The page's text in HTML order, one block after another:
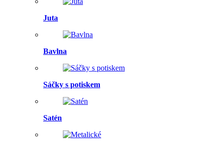
Juta
Bavlna
Sáčky s potiskem
Satén